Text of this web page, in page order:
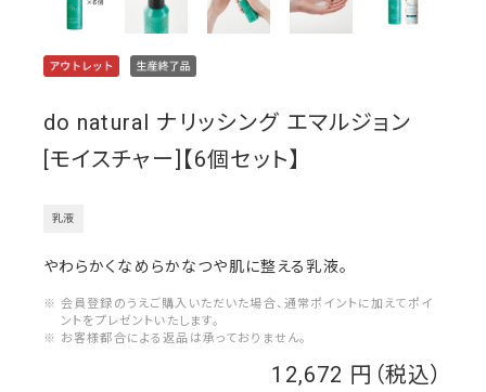
do natural ナリッシング エマルジョン
[モイスチャー]【6個セット】
乳液
12,672
やわらかくなめらかなつや肌に整える乳液。
※ 会員登録のうえご購入いただいた場合、通常ポイントに加えてポイ
ントをプレゼントいたします。
※ お客様都合による返品は承っておりません。